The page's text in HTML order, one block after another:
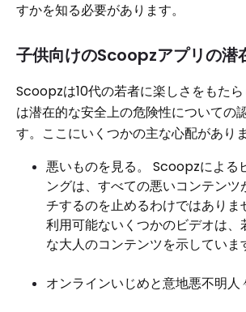
すかを知る必要があります。
子供向けのScoopzアプリの潜
Scoopzは10代の若者に楽しさをもた
は潜在的な安全上の危険性についての
す。ここにいくつかの主な心配がありま
悪いものを見る。 Scoopzによる
ングは、すべての悪いコンテンツ
チするのを止めるわけではあり
利用可能ないくつかのビデオは、
な大人のコンテンツを示していま
オンラインいじめと意地悪不明人